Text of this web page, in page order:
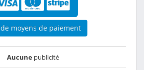
moyens de paiement
Aucunepublicité